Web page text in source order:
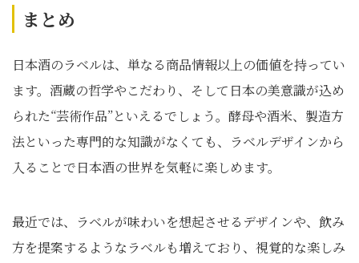
まとめ
日本酒のラベルは、単なる商品情報以上の価値を持ってい
ます。酒蔵の哲学やこだわり、そして日本の美意識が込め
られた“芸術作品”といえるでしょう。酵母や酒米、製造方
法といった専門的な知識がなくても、ラベルデザインから
入ることで日本酒の世界を気軽に楽しめます。
最近では、ラベルが味わいを想起させるデザインや、飲み
方を提案するようなラベルも増えており、視覚的な楽しみ